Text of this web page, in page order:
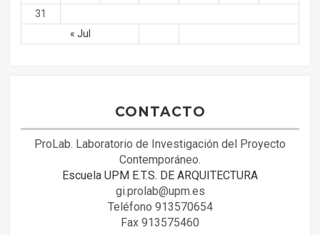
« Jul
31
CONTACTO
ProLab. Laboratorio de Investigación del Proyecto
Contemporáneo.
Escuela UPM E.T.S. DE ARQUITECTURA
gi.prolab@upm.es
Teléfono 913570654
Fax 913575460